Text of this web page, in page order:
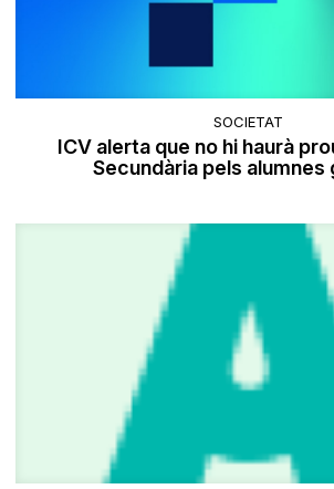
SOCIETAT
ICV alerta que no hi haurà
Secundària pels alumnes